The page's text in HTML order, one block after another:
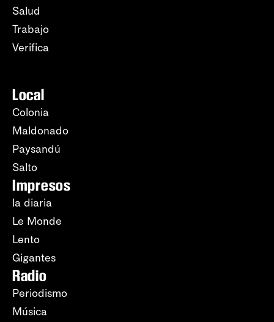
Salud
Trabajo
Verifica
Local
Colonia
Maldonado
Paysandú
Salto
Impresos
la diaria
Le Monde
Lento
Gigantes
Radio
Periodismo
Música